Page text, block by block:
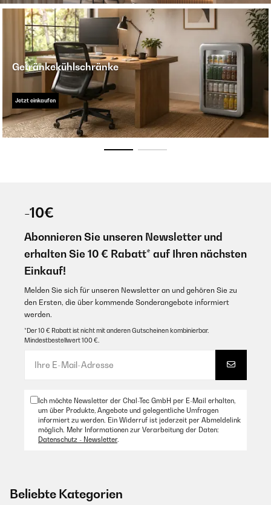
Getränkekühlschränke
Jetzt einkaufen
-10€
Abonnieren Sie unseren Newsletter und
erhalten Sie 10 € Rabatt* auf Ihren nächsten
Einkauf!
Melden Sie sich für unseren Newsletter an und gehören Sie zu
den Ersten, die über kommende Sonderangebote informiert
werden.
*Der 10 € Rabatt ist nicht mit anderen Gutscheinen kombinierbar.
Mindestbestellwert 100 €.
Ich möchte Newsletter der Chal-Tec GmbH per E-Mail erhalten,
um über Produkte, Angebote und gelegentliche Umfragen
informiert zu werden. Ein Widerruf ist jederzeit per Abmeldelink
möglich. Mehr Informationen zur Verarbeitung der Daten:
Datenschutz - Newsletter.
Beliebte Kategorien